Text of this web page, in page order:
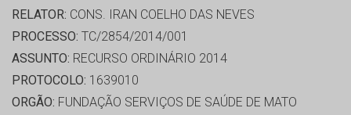
RELATOR: CONS. IRAN COELHO DAS NEVES
PROCESSO: TC/2854/2014/001
ASSUNTO: RECURSO ORDINÁRIO 2014
PROTOCOLO: 1639010
ORGÃO: FUNDAÇÃO SERVIÇOS DE SAÚDE DE MATO